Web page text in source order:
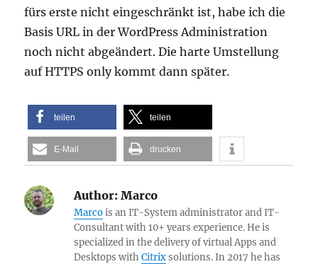
fürs erste nicht eingeschränkt ist, habe ich die
Basis URL in der WordPress Administration
noch nicht abgeändert. Die harte Umstellung
auf HTTPS only kommt dann später.
teilen teilen
E-Mail drucken
Author: Marco
Marcois an IT-System administrator and IT-
Consultant with 10+ years experience. He is
specialized in the delivery of virtual Apps and
Desktops withCitrixsolutions. In 2017 he has